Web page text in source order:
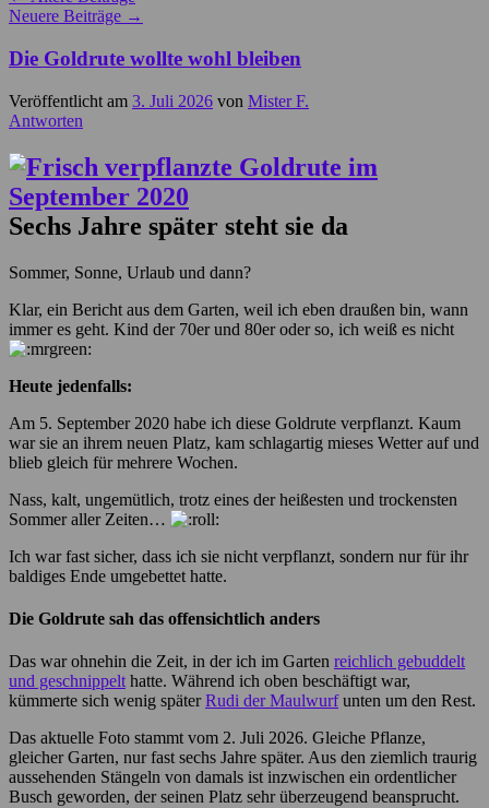
Neuere Beiträge →
Die Goldrute wollte wohl bleiben
Veröffentlicht am 3. Juli 2026 von Mister F.
Antworten
Sechs Jahre später steht sie da
Sommer, Sonne, Urlaub und dann?
Klar, ein Bericht aus dem Garten, weil ich eben draußen bin, wann
immer es geht. Kind der 70er und 80er oder so, ich weiß es nicht
Heute jedenfalls:
Am 5. September 2020 habe ich diese Goldrute verpflanzt. Kaum
war sie an ihrem neuen Platz, kam schlagartig mieses Wetter auf und
blieb gleich für mehrere Wochen.
Nass, kalt, ungemütlich, trotz eines der heißesten und trockensten
Sommer aller Zeiten…
Ich war fast sicher, dass ich sie nicht verpflanzt, sondern nur für ihr
baldiges Ende umgebettet hatte.
Die Goldrute sah das offensichtlich anders
Das war ohnehin die Zeit, in der ich im Garten reichlich gebuddelt
und geschnippelt hatte. Während ich oben beschäftigt war,
kümmerte sich wenig späterRudi der Maulwurfunten um den Rest.
Das aktuelle Foto stammt vom 2. Juli 2026. Gleiche Pflanze,
gleicher Garten, nur fast sechs Jahre später. Aus den ziemlich traurig
aussehenden Stängeln von damals ist inzwischen ein ordentlicher
Busch geworden, der seinen Platz sehr überzeugend beansprucht.